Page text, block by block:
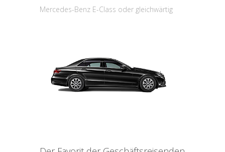
Mercedes-Benz E-Class oder gleichwärtig